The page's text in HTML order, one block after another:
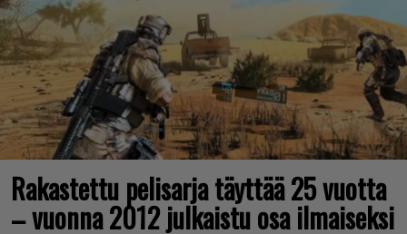
Rakastettu pelisarja täyttää 25 vuotta
– vuonna 2012 julkaistu osa ilmaiseksi